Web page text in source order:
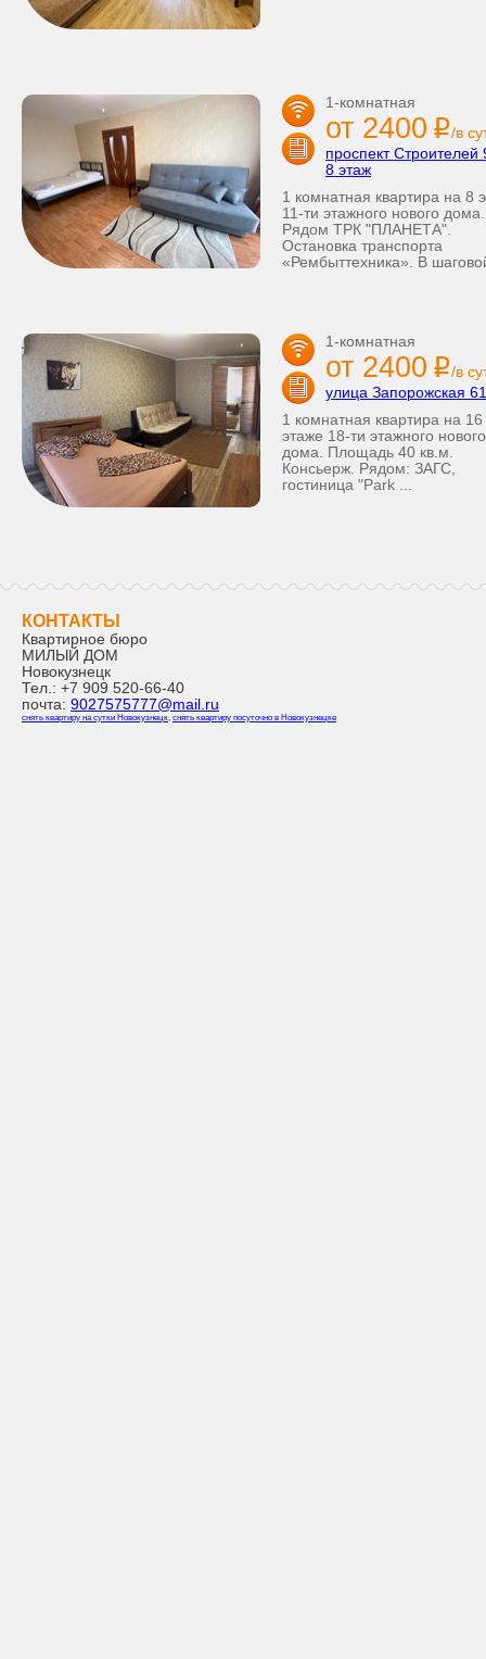
1-комнатная
от 2400 i/в
проспект Строителей
8 этаж
1 комнатная квартира на 8
11-ти этажного нового дома.
Рядом ТРК "ПЛАНЕТА".
Остановка транспорта
«Рембыттехника». В
1-комнатная
от 2400 i/в
улица Запорожская 61
1 комнатная квартира на 16
этаже 18-ти этажного нового
дома. Площадь 40 кв.м.
Консьерж. Рядом: ЗАГС,
гостиница "Park ...
КОНТАКТЫ
Квартирное бюро
МИЛЫЙ ДОМ
Новокузнецк
Тел.: +7 909 520-66-40
почта: 9027575777@mail.ru
снять квартиру на сутки Новокузнецк, снять квартиру посуточно в Новокузнецке